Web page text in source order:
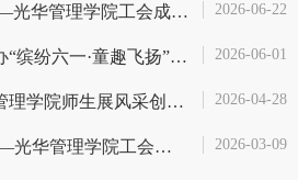
一缕艾香 岁岁平安——光华管理学院工会成功举办艾草门挂DIY手工活... 2026-06-22
光华管理学院工会举办“缤纷六一·童趣飞扬”儿童节活动 2026-06-01
北大校运动会：光华管理学院师生展风采创佳绩 2026-04-28
雅韵光华·茶遇女神——光华管理学院工会举办妇女节品茶活动 2026-03-09